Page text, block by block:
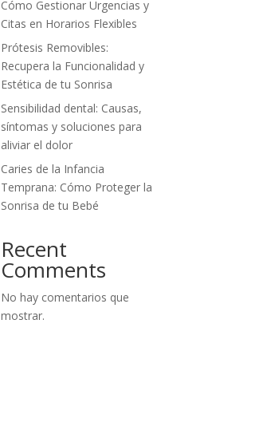
Cómo Gestionar Urgencias y
Citas en Horarios Flexibles
Prótesis Removibles:
Recupera la Funcionalidad y
Estética de tu Sonrisa
Sensibilidad dental: Causas,
síntomas y soluciones para
aliviar el dolor
Caries de la Infancia
Temprana: Cómo Proteger la
Sonrisa de tu Bebé
Recent
Comments
No hay comentarios que
mostrar.